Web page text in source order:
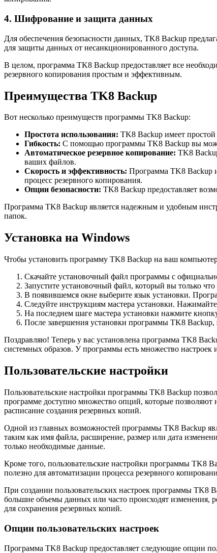
4. Шифрование и защита данных
Для обеспечения безопасности данных, TK8 Backup
для защиты данных от несанкционированного доступа.
В целом, программа TK8 Backup предоставляет все
резервного копирования простым и эффективным.
Преимущества TK8 Backup
Вот несколько преимуществ программы TK8 Backup:
Простота использования: TK8 Backup имеет
Гибкость: С помощью программы TK8 Backup вы
Автоматическое резервное копирование: TK8
ваших файлов.
Скорость и эффективность: Программа TK8 Backup
процесс резервного копирования.
Опции безопасности: TK8 Backup предоставляет
Программа TK8 Backup является надежным и удобным
папок.
Установка на Windows
Чтобы установить программу TK8 Backup на ваш
Скачайте установочный файл программы с
Запустите установочный файл, который вы только
В появившемся окне выберите язык установки.
Следуйте инструкциям мастера установки.
На последнем шаге мастера установки нажмите
После завершения установки программы TK8
Поздравляю! Теперь у вас установлена программа TK8
системных образов. У программы есть множество
Пользовательские настройки
Пользовательские настройки программы TK8 Backup
программе доступно множество опций, которые позволяют
расписание создания резервных копий.
Одной из главных возможностей программы TK8 Backup
таким как имя файла, расширение, размер или дата
только необходимые данные.
Кроме того, пользовательские настройки программы TK8
полезно для автоматизации процесса резервного
При создании пользовательских настроек программы TK8
большие объемы данных или часто происходят изменения,
для сохранения резервных копий.
Опции пользовательских настроек
Программа TK8 Backup предоставляет следующие опции